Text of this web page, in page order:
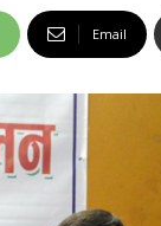
Email